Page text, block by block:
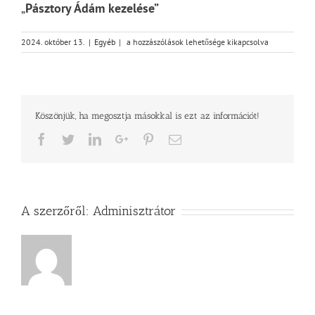
„Pásztory Ádám kezelése”
2024. október 13. | Egyéb | Támogatás
Pásztory
Zsinat
körlevele
a hozzászólások lehetősége kikapcsolva
Köszönjük, ha megosztja másokkal is ezt az információt!
Facebook
TwitterLinkedInGoogle+PinterestEmail
A szerzőről: Adminisztrátor